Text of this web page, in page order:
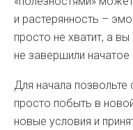
и растерянность –
просто не хватит, а
не завершили начатое
Для начала
просто побыть в
новые условия и